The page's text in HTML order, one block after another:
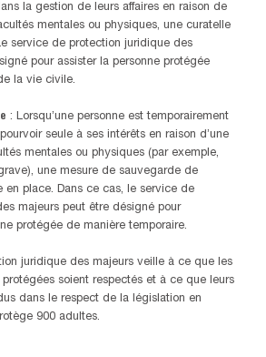
la gestion de leurs affaires en raison de
mentales ou physiques, une curatelle
service de protection juridique des
pour assister la personne protégée
la vie civile.
: Lorsqu’une personne est temporairement
seule à ses intérêts en raison d’une
mentales ou physiques (par exemple,
une mesure de sauvegarde de
en place. Dans ce cas, le service de
majeurs peut être désigné pour
protégée de manière temporaire.
juridique des majeurs veille à ce que les
soient respectés et à ce que leurs
dans le respect de la législation en
900 adultes.